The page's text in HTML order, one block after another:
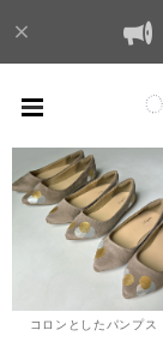
コロンとしたパンプス